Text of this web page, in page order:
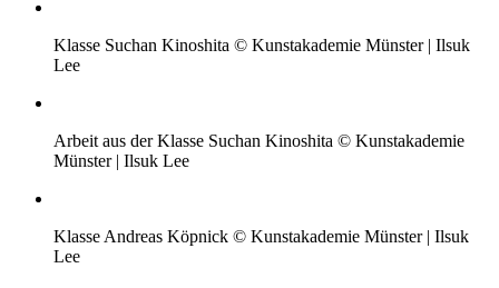
Klasse Suchan Kinoshita © Kunstakademie Münster | Ilsuk
Lee
Arbeit aus der Klasse Suchan Kinoshita © Kunstakademie
Münster | Ilsuk Lee
Klasse Andreas Köpnick © Kunstakademie Münster | Ilsuk
Lee